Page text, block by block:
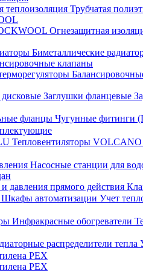
теплоизоляция Трубчатая
Огнезащитная
Биметаллические
клапаны
Заглушки фланцевые
фланцы Чугунные фитинги
Тепловентиляторы VOLCANO
Насосные станции для
давления прямого действия
Шкафы автоматизации Учет
Инфракрасные обогреватели
распределители тепла
PEX
PEX